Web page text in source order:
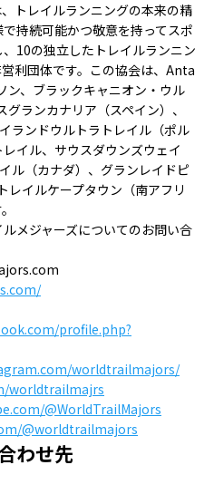
トレイルランニングの本来の精
持続可能かつ敬意を持ってスポ
10の独立したトレイルランニン
利団体です。この協会は、Anta
、ブラックキャニオン・ウル
ランカナリア（スペイン）、
ランドウルトラトレイル（ポル
イル、サウスダウンズウェイ
ル（カナダ）、グランレイドピ
レイルケープタウン（南アフリ
メジャーズについてのお問い合
profile.php?
worldtrailmajors/
worldtrailmajrs
@WorldTrailMajors
@worldtrailmajors
わせ先